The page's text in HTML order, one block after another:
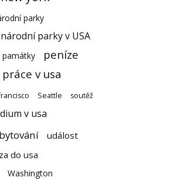
parky
národní parky v USA
památky peníze
práce v usa
Seattle
soutěž
v usa
událost
do usa
Washington